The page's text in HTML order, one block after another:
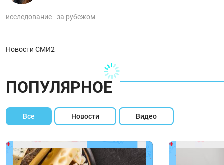
исследование за рубежом
Новости СМИ2
ПОПУЛЯРНОЕ
Все Новости Видео